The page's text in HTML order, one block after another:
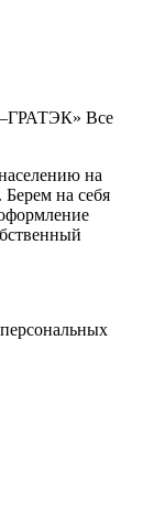
Все
на
на себя